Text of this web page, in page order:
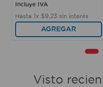
Incluye IVA
Hasta 1x $9 23 sin interés
AGREGAR
Visto